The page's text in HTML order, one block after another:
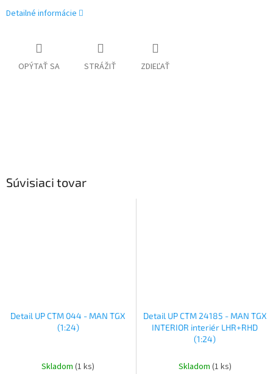
Detailné informácie
OPÝTAŤ SA STRÁŽIŤ ZDIEĽAŤ
Súvisiaci tovar
Detail UP CTM 044 - MAN TGX
(1:24)
Skladom (1 ks)
Detail UP CTM 24185 - MAN TGX
INTERIOR interiér LHR+RHD
(1:24)
Skladom (1 ks)